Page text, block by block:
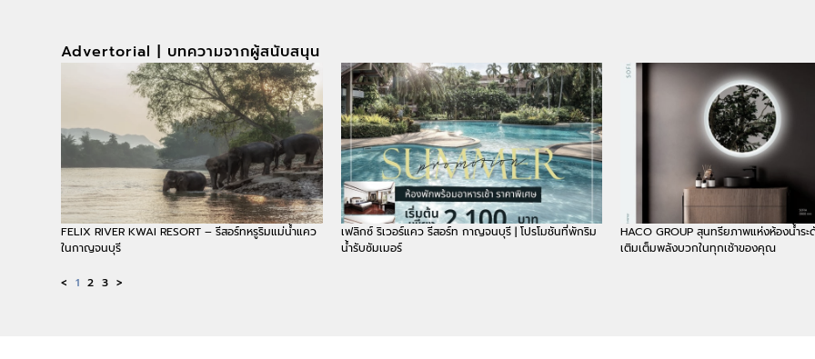
Advertorial | บทความจากผู้สนับสนุน
FELIX RIVER KWAI RESORT – รีสอร์ทหรูริมแม่น้ำแคว
ในกาญจนบุรี
เฟลิกซ์ ริเวอร์แคว รีสอร์ท กาญจนบุรี | โปรโมชันที่พักริม
น้ำรับซัมเมอร์
HACO GROUP สุนทรียภาพแห่งห้องน้ำร
เติมเต็มพลังบวกในทุกเช้าของคุณ
< 1 2 3 >